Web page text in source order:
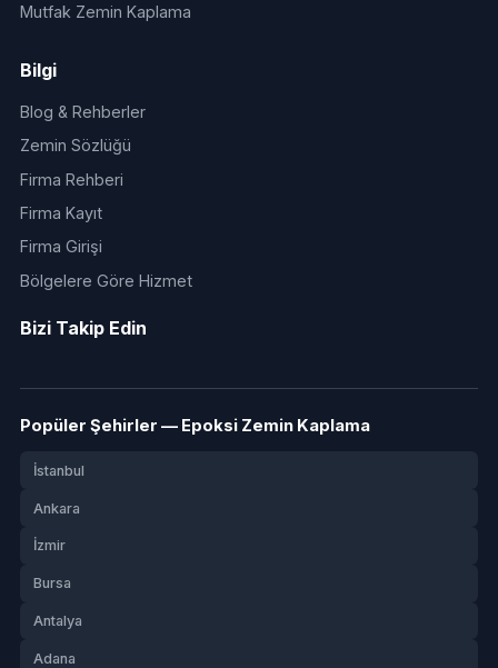
Mutfak Zemin Kaplama
Bilgi
Blog & Rehberler
Zemin Sözlüğü
Firma Rehberi
Firma Kayıt
Firma Girişi
Bölgelere Göre Hizmet
Bizi Takip Edin
Popüler Şehirler — Epoksi Zemin Kaplama
İstanbul
Ankara
İzmir
Bursa
Antalya
Adana